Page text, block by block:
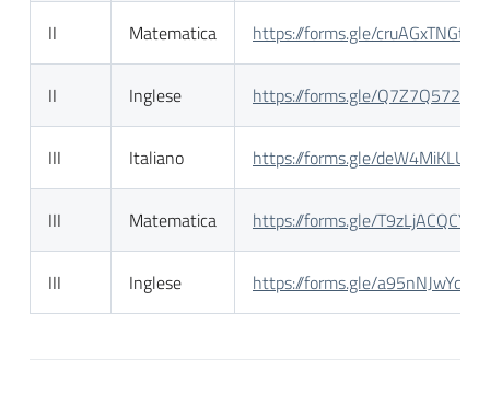
II Matematica https://forms.gle/
II Inglese https://forms.gle/
III Italiano https://forms.gle/
III Matematica https://forms.gle/
III Inglese https://forms.gle/